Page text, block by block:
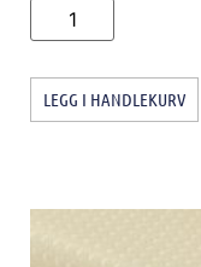
LEGG I HANDLEKURV